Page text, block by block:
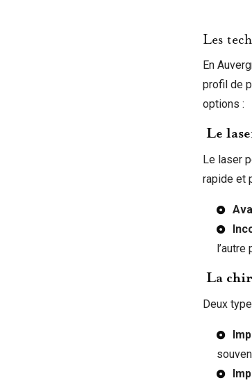
Les
En
profil de
options :
Le
Le laser
rapide et
La
Deux